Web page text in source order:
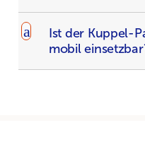
a
Ist der Kuppel-
mobil